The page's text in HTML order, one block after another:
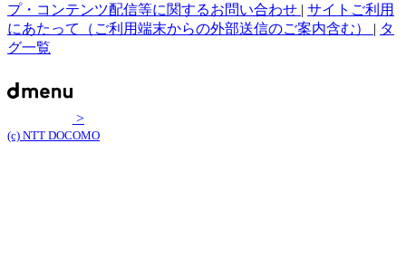
プ・コンテンツ配信等に関するお問い合わせ | サイトご利用
にあたって（ご利用端末からの外部送信のご案内含む） | タ
グ一覧
>
(c) NTT DOCOMO